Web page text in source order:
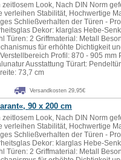
Look, Nach DIN Norm
verleihen Stabilität, Hochwertige
Schließverhalten der Türen -
Dekor: klarglas Hebe-
Türen: 2 Griffmaterial: Metall
für erhöhte Dichtigkeit
Profil: 870 - 905 mm
Ausstattung Türart:
73,7 cm
Versandkosten 29,95€
90 x 200 cm
Look, Nach DIN Norm
verleihen Stabilität, Hochwertige
Schließverhalten der Türen -
Dekor: klarglas Hebe-
Türen: 2 Griffmaterial: Metall